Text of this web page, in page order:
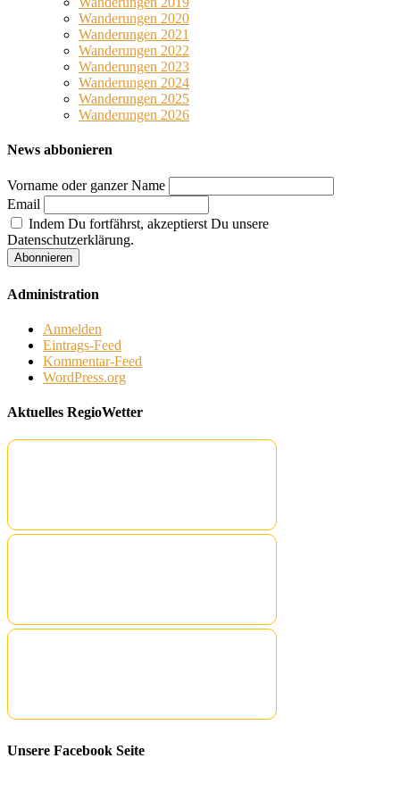
Wanderungen 2020
Wanderungen 2021
Wanderungen 2022
Wanderungen 2023
Wanderungen 2024
Wanderungen 2025
Wanderungen 2026
News abbonieren
Vorname oder ganzer Name
Email
Indem Du fortfährst, akzeptierst Du unsere
Datenschutzerklärung.
Administration
Anmelden
Eintrags-Feed
Kommentar-Feed
WordPress.org
Aktuelles RegioWetter
Unsere Facebook Seite